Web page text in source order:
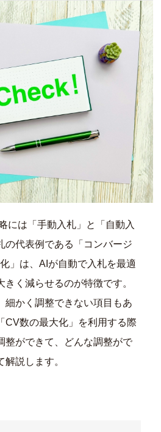
には「手動入札」と「自動入
の代表例である「コンバージ
」は、AIが自動で入札を最適
く減らせるのが特徴です。
細かく調整できない項目もあ
CV数の最大化」を利用する際
整ができて、どんな調整がで
解説します。